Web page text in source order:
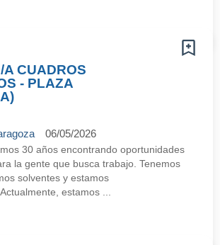
CUADROS
- PLAZA
06/05/2026
30 años encontrando oportunidades
la gente que busca trabajo. Tenemos
solventes y estamos
estamos ...